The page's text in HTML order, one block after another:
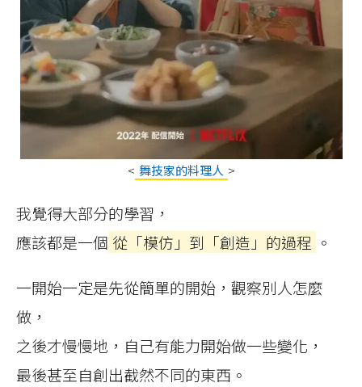
< 舞技家的料理人 >
我覺得大部分的學習，
應該都是一個 從「模仿」到「創造」的過程 。
一開始一定是先從簡單的開始，觀察別人怎麼
做，
之後才慢慢地，自己有能力開始做一些變化，
最後甚至自創出截然不同的東西。